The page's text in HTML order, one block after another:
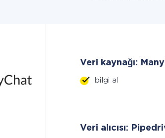
Veri kaynağı:
bilgi al
Veri alıcısı: